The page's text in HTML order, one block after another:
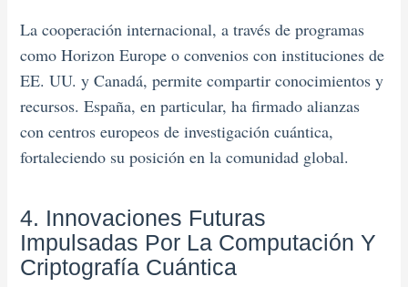
La cooperación internacional, a través de programas
como Horizon Europe o convenios con instituciones de
EE. UU. y Canadá, permite compartir conocimientos y
recursos. España, en particular, ha firmado alianzas
con centros europeos de investigación cuántica,
fortaleciendo su posición en la comunidad global.
4. Innovaciones Futuras
Impulsadas Por La Computación Y
Criptografía Cuántica